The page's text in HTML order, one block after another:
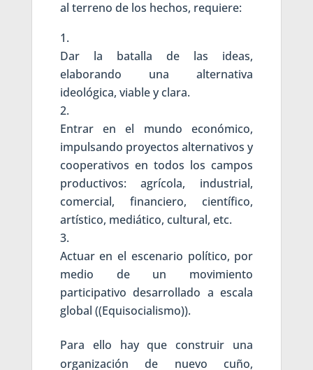
al terreno de los hechos, requiere:
Dar la batalla de las ideas,
elaborando una alternativa
ideológica, viable y clara.
Entrar en el mundo económico,
impulsando proyectos alternativos y
cooperativos en todos los campos
productivos: agrícola, industrial,
comercial, financiero, científico,
artístico, mediático, cultural, etc.
Actuar en el escenario político, por
medio de un movimiento
participativo desarrollado a escala
global ((Equisocialismo)).
Para ello hay que construir una
organización de nuevo cuño,